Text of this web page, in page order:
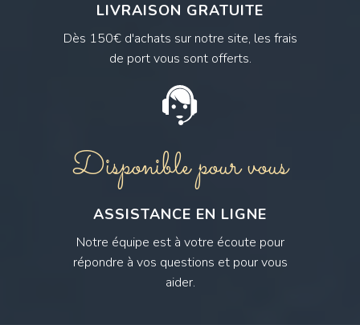
LIVRAISON GRATUITE
Dès 150€ d'achats sur notre site, les frais
de port vous sont offerts.
Disponible pour vous
ASSISTANCE EN LIGNE
Notre équipe est à votre écoute pour
répondre à vos questions et pour vous
aider.